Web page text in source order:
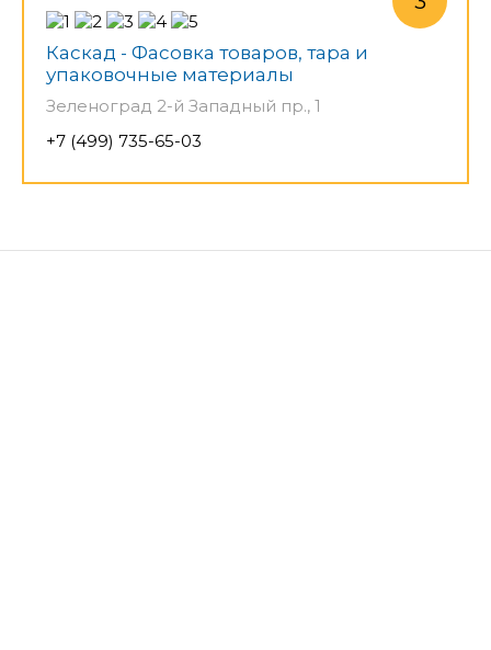
Каскад - Фасовка товаров, тара и
упаковочные материалы
Зеленоград 2-й Западный пр., 1
+7 (499) 735-65-03